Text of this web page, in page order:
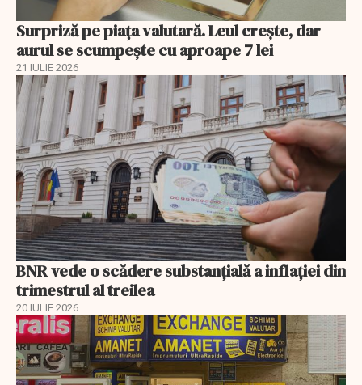
Surpriză pe piața valutară. Leul crește, dar
aurul se scumpește cu aproape 7 lei
21 IULIE 2026
BNR vede o scădere substanţială a inflaţiei din
trimestrul al treilea
20 IULIE 2026